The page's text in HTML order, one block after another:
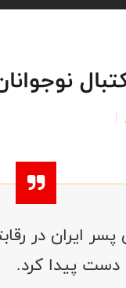
دست پیدا کرد.